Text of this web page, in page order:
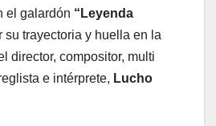
el galardón “Leyenda
su trayectoria y huella en la
director, compositor, multi
e intérprete, Lucho